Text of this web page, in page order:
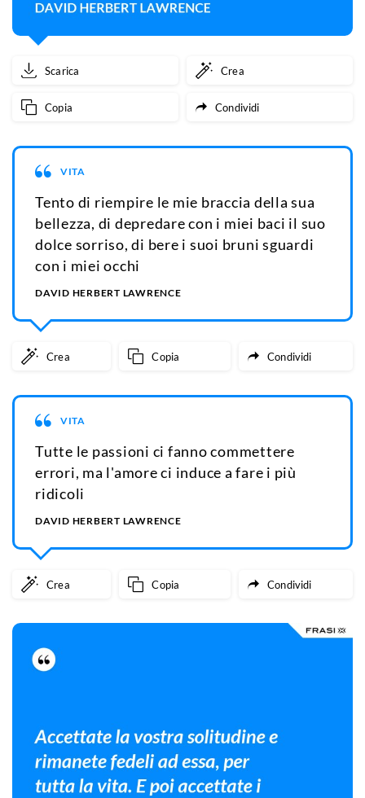
Scarica Crea
Copia Condividi
VITA
Tento di riempire le mie braccia della sua
bellezza, di depredare con i miei baci il suo
dolce sorriso, di bere i suoi bruni sguardi
con i miei occhi
DAVID HERBERT LAWRENCE
Crea Copia Condividi
VITA
Tutte le passioni ci fanno commettere
errori, ma l'amore ci induce a fare i più
ridicoli
DAVID HERBERT LAWRENCE
Crea Copia Condividi